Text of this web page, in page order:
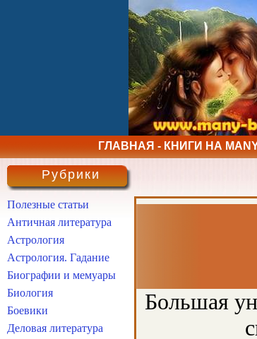
ГЛАВНАЯ - КНИГИ НА
Большая
Рубрики
Полезные статьи
Античная литература
Астрология
Астрология. Гадание
Биографии и мемуары
Биология
Боевики
Деловая литература